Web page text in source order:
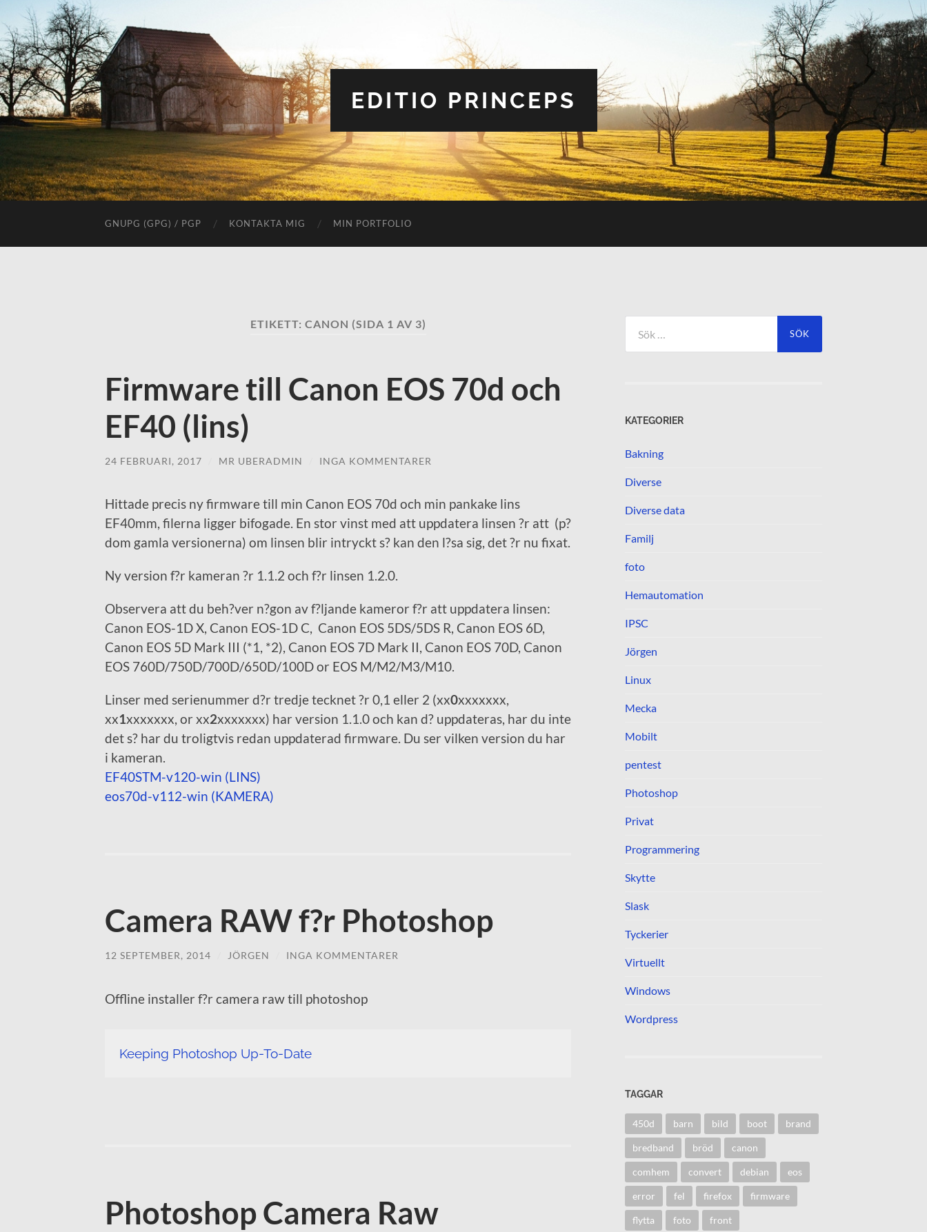
EDITIO PRINCEPS
GNUPG (GPG) / PGP KONTAKTA MIG MIN PORTFOLIO
ETIKETT: CANON (SIDA 1 AV 3)
Firmware till Canon EOS 70d och
EF40 (lins)
24 FEBRUARI, 2017 MR UBERADMIN INGA KOMMENTARER
Hittade precis ny firmware till min Canon EOS 70d och min pankake lins
EF40mm, filerna ligger bifogade. En stor vinst med att uppdatera linsen ?r att (p?
dom gamla versionerna) om linsen blir intryckt s? kan den l?sa sig, det ?r nu fixat.
Ny version f?r kameran ?r 1.1.2 och f?r linsen 1.2.0.
Observera att du beh?ver n?gon av f?ljande kameror f?r att uppdatera linsen:
Canon EOS-1D X, Canon EOS-1D C, Canon EOS 5DS/5DS R, Canon EOS 6D,
Canon EOS 5D Mark III (*1, *2), Canon EOS 7D Mark II, Canon EOS 70D, Canon
EOS 760D/750D/700D/650D/100D or EOS M/M2/M3/M10.
Linser med serienummer d?r tredje tecknet ?r 0,1 eller 2 (xx0xxxxxxx,
xx1xxxxxxx, or xx2xxxxxxx) har version 1.1.0 och kan d? uppdateras, har du inte
det s? har du troligtvis redan uppdaterad firmware. Du ser vilken version du har
i kameran.
EF40STM-v120-win (LINS)
eos70d-v112-win (KAMERA)
Camera RAW f?r Photoshop
12 SEPTEMBER, 2014 JÖRGEN INGA KOMMENTARER
Offline installer f?r camera raw till photoshop
Keeping Photoshop Up-To-Date
Photoshop Camera Raw
efter:
KATEGORIER
Bakning
Diverse
Diverse data
Familj
foto
Hemautomation
IPSC
Jörgen
Linux
Mecka
Mobilt
pentest
Photoshop
Privat
Programmering
Skytte
Slask
Tyckerier
Virtuellt
Windows
Wordpress
TAGGAR
450d barn bild boot brand
bredband bröd canon
comhem convert debian eos
error fel firefox firmware
flytta foto front